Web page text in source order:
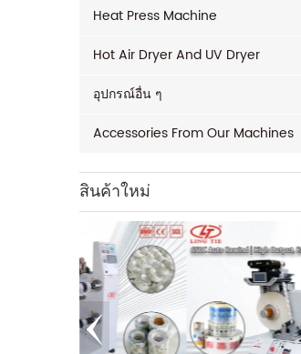
Heat Press Machine
Hot Air Dryer And UV Dryer
อุปกรณ์อื่น ๆ
Accessories From Our Machines
สินค้าใหม่